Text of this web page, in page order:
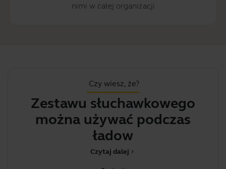
nimi w całej organizacji
Czy wiesz, że?
Zestawu słuchawkowego
można używać podczas
ładowania
chevron_right
Czytaj dalej